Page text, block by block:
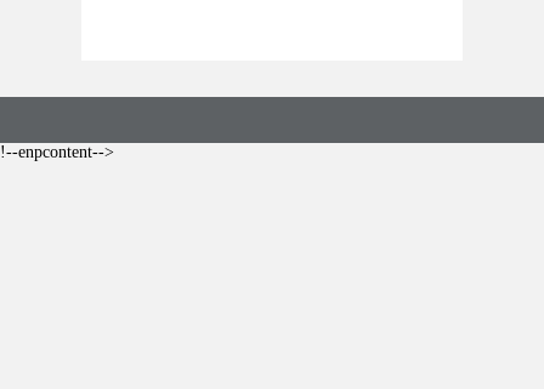
!--enpcontent-->